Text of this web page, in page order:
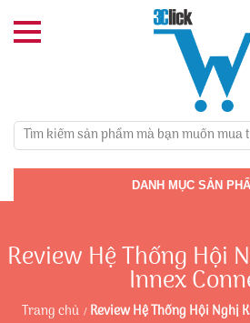
DANH MỤC SẢN
Review Hệ Thống Hội
Innex
Trang chủ Review Hệ Thống Hội Nghị